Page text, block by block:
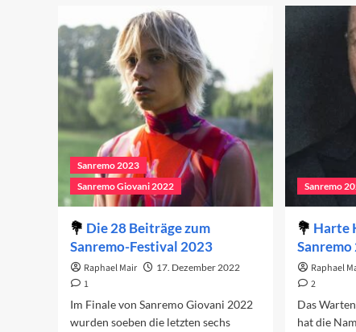
2023
Sanremo 2023
Sanremo Giovani 2022
Die 28 Beiträge zum
Sanremo-Festival 2023
Raphael Mair 17. Dezember 2022
1
Im Finale von Sanremo Giovani 2022
wurden soeben die letzten sechs
Sanremo
Harte
Raphael
2
Das
hat die